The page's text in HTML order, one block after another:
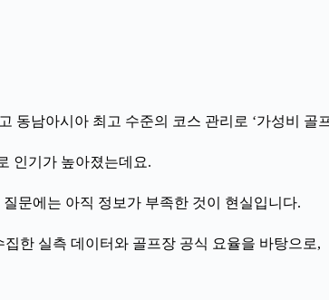
동남아시아 최고 수준의 코스 관리로 ‘가성비 골
인기가 높아졌는데요.
문에는 아직 정보가 부족한 것이 현실입니다.
한 실측 데이터와 골프장 공식 요율을 바탕으로,